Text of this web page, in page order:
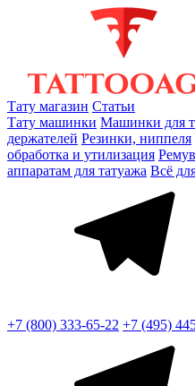
Тату магазин Статьи
Тату машинки Машинки для
держателей Резинки, ниппеля
обработка и утилизация
аппаратам для татуажа Всё
+7 (800) 333-65-22 +7 (495)